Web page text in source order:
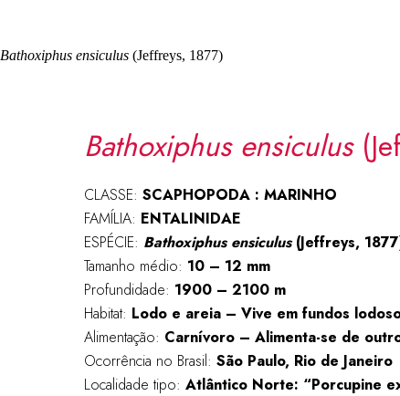
Bathoxiphus ensiculus (Jeffreys, 1877)
Bathoxiphus ensiculus
CLASSE: SCAPHOPODA : MARINHO
FAMÍLIA: ENTALINIDAE
ESPÉCIE: Bathoxiphus ensiculus(Jeffreys,
Tamanho médio: 10 – 12 mm
Profundidade: 1900 – 2100 m
Habitat: Lodo e areia – Vive em fundos
Alimentação: Carnívoro – Alimenta-se de
Ocorrência no Brasil: São Paulo, Rio de Janeiro
Localidade tipo: Atlântico Norte: “Porcupine